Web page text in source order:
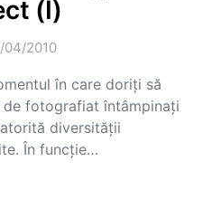
(I)
04/2010
în care doriţi să
fotografiat întâmpinaţi
diversităţii
În funcţie…